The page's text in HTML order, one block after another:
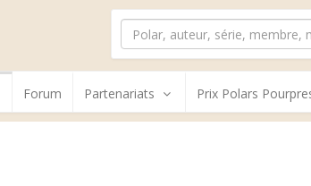
Forum Partenariats Prix Polars